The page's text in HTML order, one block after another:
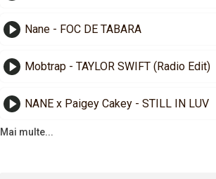
Nane - FOC DE TABARA
Mobtrap - TAYLOR SWIFT (Radio Edit)
NANE x Paigey Cakey - STILL IN LUV
Mai multe...